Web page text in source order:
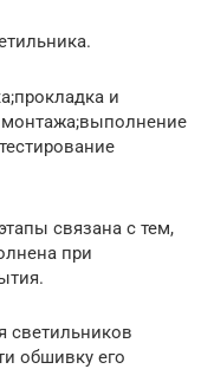
и
монтажа;выполнение
связана с тем,
при
светильников
обшивку его